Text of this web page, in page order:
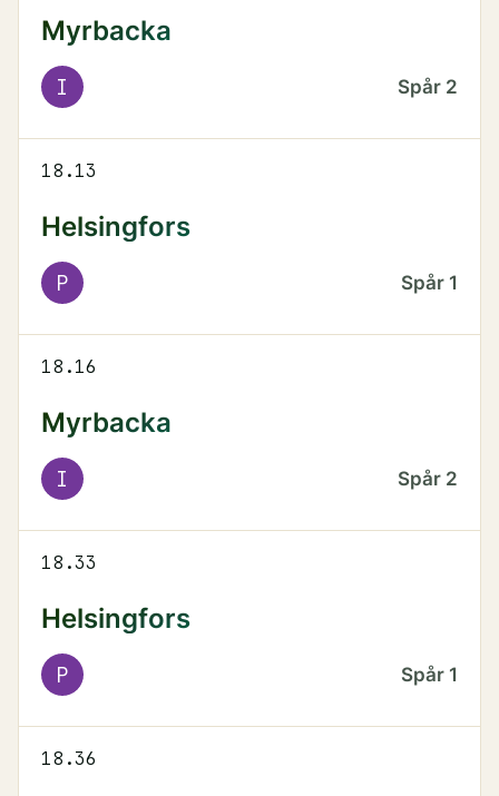
Myrbacka
I Spår 2
18.13
Helsingfors
P Spår 1
18.16
Myrbacka
I Spår 2
18.33
Helsingfors
P Spår 1
18.36